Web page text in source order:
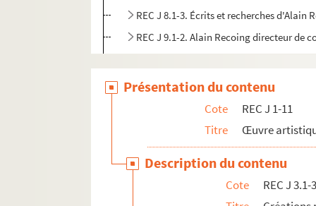
REC J 8.1-3. Écrits et recherches d'Alain
REC J 9.1-2. Alain Recoing directeur de
REC J 11.1-3. Autres activités
REC L 1. Archives des collaborateurs d'Alain
REC M 1-4. Documentation générale sur la
REC T 1-3. Documents photographiques et
REC V 1. Affiches.
Présentation du contenu
Cote
REC J 1-11
Titre
Œuvre
Description du contenu
Cote
REC J 3.1-